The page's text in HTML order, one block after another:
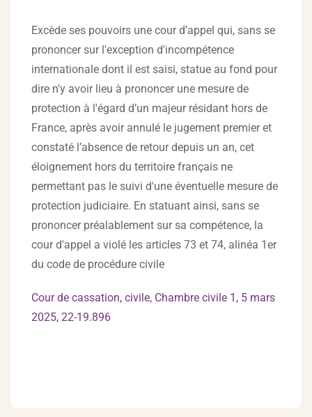
Excède ses pouvoirs une cour d’appel qui, sans se
prononcer sur l'exception d'incompétence
internationale dont il est saisi, statue au fond pour
dire n'y avoir lieu à prononcer une mesure de
protection à l'égard d’un majeur résidant hors de
France, après avoir annulé le jugement premier et
constaté l’absence de retour depuis un an, cet
éloignement hors du territoire français ne
permettant pas le suivi d'une éventuelle mesure de
protection judiciaire. En statuant ainsi, sans se
prononcer préalablement sur sa compétence, la
cour d'appel a violé les articles 73 et 74, alinéa 1er
du code de procédure civile
Cour de cassation, civile, Chambre civile 1, 5 mars
2025, 22-19.896